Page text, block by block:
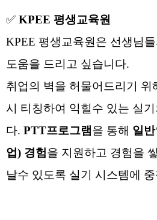
✅ KPEE 평생교육원
KPEE 평생교육원은 선생님
도움을 드리고 싶습니다.
취업의 벽을 허물어드리기 위
시
티칭하여 익힐수 있는 실
다. PTT프로그램을 통해 일
업) 경험을 지원하고 경험을
날수 있도록 실기 시스템에